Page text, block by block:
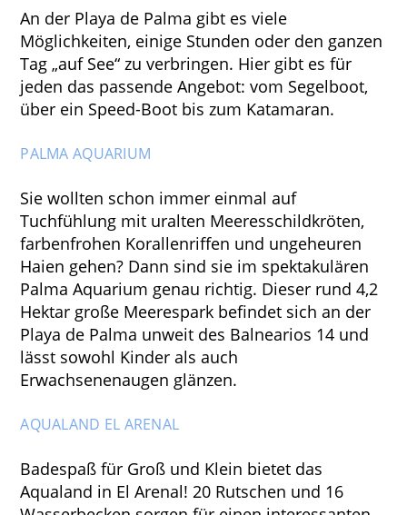
An der Playa de Palma gibt es viele
Möglichkeiten, einige Stunden oder den ganzen
Tag „auf See“ zu verbringen. Hier gibt es für
jeden das passende Angebot: vom Segelboot,
über ein Speed-Boot bis zum Katamaran.
PALMA AQUARIUM
Sie wollten schon immer einmal auf
Tuchfühlung mit uralten Meeresschildkröten,
farbenfrohen Korallenriffen und ungeheuren
Haien gehen? Dann sind sie im spektakulären
Palma Aquarium genau richtig. Dieser rund 4,2
Hektar große Meerespark befindet sich an der
Playa de Palma unweit des Balnearios 14 und
lässt sowohl Kinder als auch
Erwachsenenaugen glänzen.
AQUALAND EL ARENAL
Badespaß für Groß und Klein bietet das
Aqualand in El Arenal! 20 Rutschen und 16